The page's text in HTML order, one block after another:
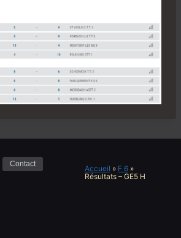
Contact
Accueil » F 6 »
Résultats – GE5 H